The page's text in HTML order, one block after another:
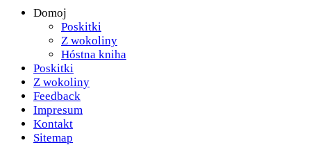
Domoj
Poskitki
Z wokoliny
Hóstna kniha
Poskitki
Z wokoliny
Feedback
Impresum
Kontakt
Sitemap